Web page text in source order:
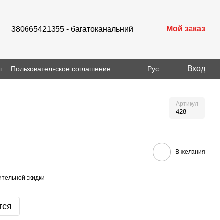
380665421355 - багатоканальний Мой заказ
Пользовательское соглашение Рус Вход
Артикул
428
В желания
скидки